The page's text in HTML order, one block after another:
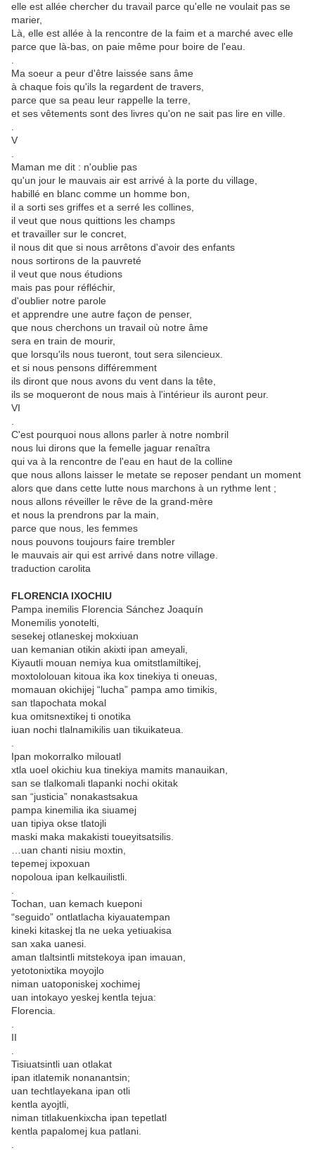
elle est allée chercher du travail parce qu'elle ne voulait pas se
marier,
Là, elle est allée à la rencontre de la faim et a marché avec elle
parce que là-bas, on paie même pour boire de l'eau.
Ma soeur a peur d'être laissée sans âme
à chaque fois qu'ils la regardent de travers,
parce que sa peau leur rappelle la terre,
et ses vêtements sont des livres qu'on ne sait pas lire en ville.
V
Maman me dit : n'oublie pas
qu'un jour le mauvais air est arrivé à la porte du village,
habillé en blanc comme un homme bon,
il a sorti ses griffes et a serré les collines,
il veut que nous quittions les champs
et travailler sur le concret,
il nous dit que si nous arrêtons d'avoir des enfants
nous sortirons de la pauvreté
il veut que nous étudions
mais pas pour réfléchir,
d'oublier notre parole
et apprendre une autre façon de penser,
que nous cherchons un travail où notre âme
sera en train de mourir,
que lorsqu'ils nous tueront, tout sera silencieux.
et si nous pensons différemment
ils diront que nous avons du vent dans la tête,
ils se moqueront de nous mais à l'intérieur ils auront peur.
VI
C'est pourquoi nous allons parler à notre nombril
nous lui dirons que la femelle jaguar renaîtra
qui va à la rencontre de l'eau en haut de la colline
que nous allons laisser le metate se reposer pendant un moment
alors que dans cette lutte nous marchons à un rythme lent ;
nous allons réveiller le rêve de la grand-mère
et nous la prendrons par la main,
parce que nous, les femmes
nous pouvons toujours faire trembler
le mauvais air qui est arrivé dans notre village.
traduction carolita
FLORENCIA IXOCHIU
Pampa inemilis Florencia Sánchez Joaquín
Monemilis yonotelti,
sesekej otlaneskej mokxiuan
uan kemanian otikin akixti ipan ameyali,
Kiyautli mouan nemiya kua omitstlamiltikej,
moxtololouan kitoua ika kox tinekiya ti oneuas,
momauan okichijej “lucha” pampa amo timikis,
san tlapochata mokal
kua omitsnextikej ti onotika
iuan nochi tlalnamikilis uan tikuikateua.
Ipan mokorralko milouatl
xtla uoel okichiu kua tinekiya mamits manauikan,
san se tlalkomali tlapanki nochi okitak
san “justicia” nonakastsakua
pampa kinemilia ika siuamej
uan tipiya okse tlatojli
maski maka makakisti toueyitsatsilis.
…uan chanti nisiu moxtin,
tepemej ixpoxuan
nopoloua ipan kelkauilistli.
Tochan, uan kemach kueponi
“seguido” ontlatlacha kiyauatempan
kineki kitaskej tla ne ueka yetiuakisa
san xaka uanesi.
aman tlaltsintli mitstekoya ipan imauan,
yetotonixtika moyojlo
niman uatoponiskej xochimej
uan intokayo yeskej kentla tejua:
Florencia.
II
Tisiuatsintli uan otlakat
ipan itlatemik nonanantsin;
uan techtlayekana ipan otli
kentla ayojtli,
niman titlakuenkixcha ipan tepetlatl
kentla papalomej kua patlani.